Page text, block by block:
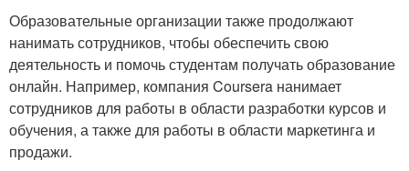
Образовательные организации также продолжают
нанимать сотрудников, чтобы обеспечить свою
деятельность и помочь студентам получать образование
онлайн. Например, компания Coursera нанимает
сотрудников для работы в области разработки курсов и
обучения, а также для работы в области маркетинга и
продажи.